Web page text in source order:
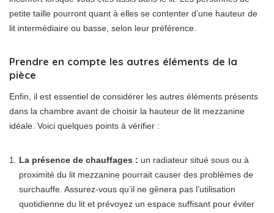
petite taille pourront quant à elles se contenter d’une hauteur de
lit intermédiaire ou basse, selon leur préférence.
Prendre en compte les autres éléments de la
pièce
Enfin, il est essentiel de considérer les autres éléments présents
dans la chambre avant de choisir la hauteur de lit mezzanine
idéale. Voici quelques points à vérifier :
La présence de chauffages : un radiateur situé sous ou à
proximité du lit mezzanine pourrait causer des problèmes de
surchauffe. Assurez-vous qu’il ne gênera pas l’utilisation
quotidienne du lit et prévoyez un espace suffisant pour éviter